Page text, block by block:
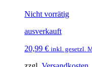
Nicht vorrätig
ausverkauft
20,99 € inkl. gesetzl.